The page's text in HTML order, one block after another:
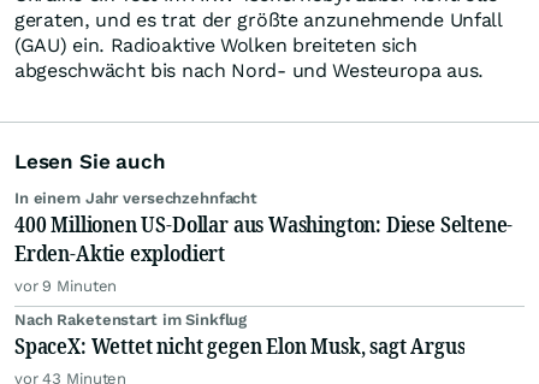
geraten, und es trat der größte anzunehmende Unfall
(GAU) ein. Radioaktive Wolken breiteten sich
abgeschwächt bis nach Nord- und Westeuropa aus.
Lesen Sie auch
In einem Jahr versechzehnfacht
400 Millionen US-Dollar aus Washington: Diese Seltene-
Erden-Aktie explodiert
vor 9 Minuten
Nach Raketenstart im Sinkflug
SpaceX: Wettet nicht gegen Elon Musk, sagt Argus
vor 43 Minuten